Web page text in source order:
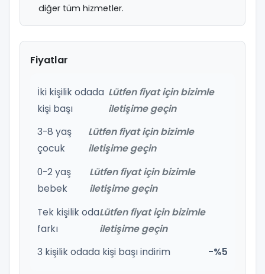
diğer tüm hizmetler.
Fiyatlar
İki kişilik odada
kişi başı
Lütfen fiyat için bizimle
iletişime geçin
3-8 yaş
çocuk
Lütfen fiyat için bizimle
iletişime geçin
0-2 yaş
bebek
Lütfen fiyat için bizimle
iletişime geçin
Tek kişilik oda
farkı
Lütfen fiyat için bizimle
iletişime geçin
3 kişilik odada kişi başı indirim
-%5